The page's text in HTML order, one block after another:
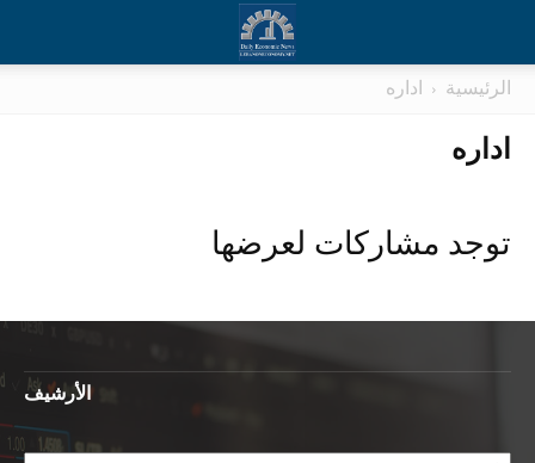
الرئيسية اداره
اداره
توجد مشاركات لعرضها
الأرشيف
الأرشيف